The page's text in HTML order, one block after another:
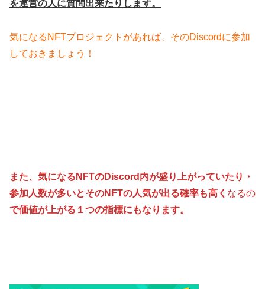
を運営の人に質問出来たりします。
気になるNFTプロジェクトがあれば、そのDiscordに参加
しておきましょう！
また、気になるNFTのDiscord内が盛り上がっていたり・
参加人数が多いとそのNFTの人気が出る確率も高く なるの
で価値が上がる１つの指標にもなります。